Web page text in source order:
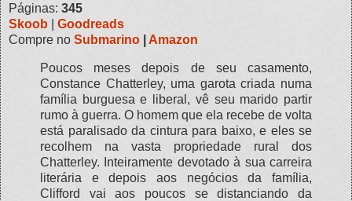
Páginas: 345
Skoob
Goodreads
Compre no Submarino Amazon
Poucos meses depois de seu casamento,
Constance Chatterley, uma garota criada numa
família burguesa e liberal, vê seu marido partir
rumo à guerra. O homem que ela recebe de volta
está paralisado da cintura para baixo, e eles se
recolhem na vasta propriedade rural dos
Chatterley. Inteiramente devotado à sua carreira
literária e depois aos negócios da família,
Clifford vai aos poucos se distanciando da